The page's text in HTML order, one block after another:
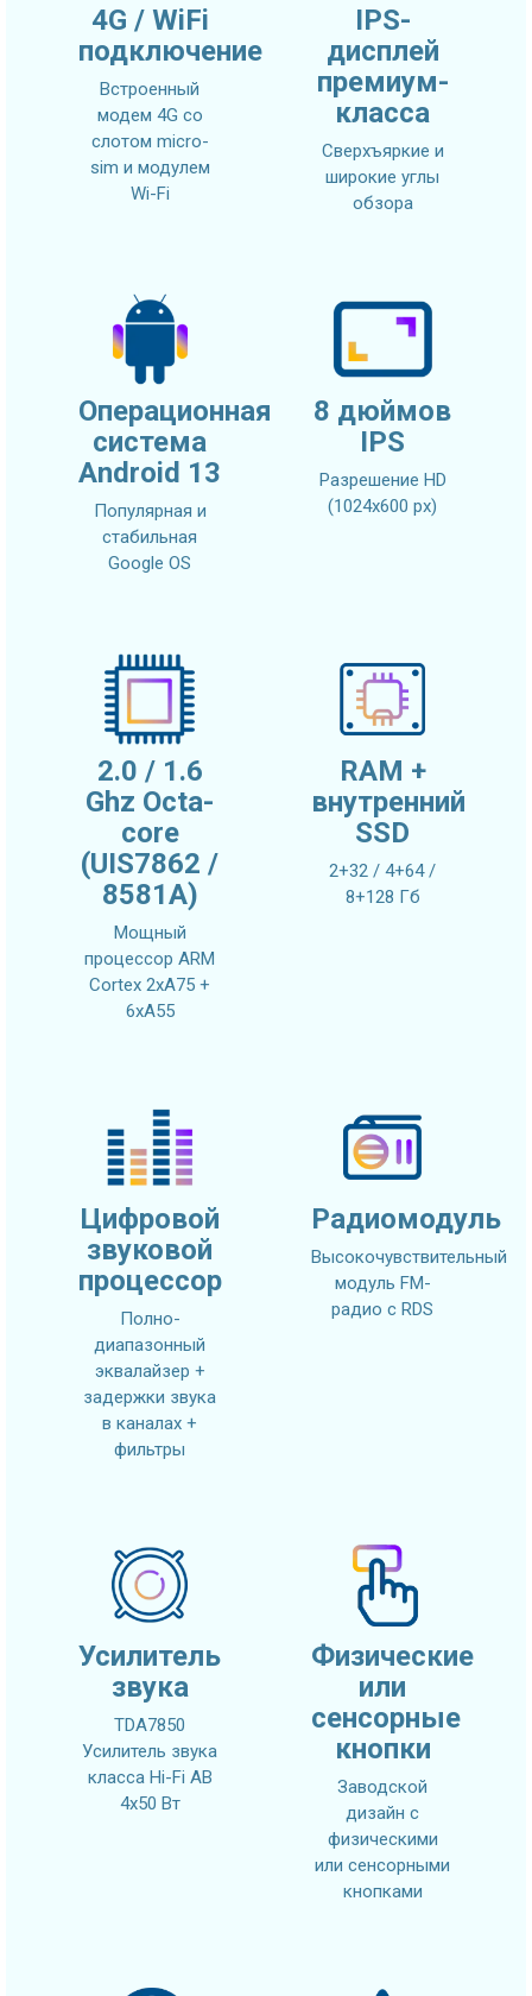
4G / WiFi
подключение
Встроенный
модем 4G со
слотом micro-
sim и модулем
Wi-Fi
IPS-
дисплей
премиум-
класса
Сверхъяркие и
широкие углы
обзора
Операционная
система
Android 13
Популярная и
стабильная
Google OS
8 дюймов
IPS
Разрешение HD
(1024х600 px)
2.0 / 1.6
Ghz Octa-
core
(UIS7862 /
8581A)
Мощный
процессор ARM
Cortex 2xA75 +
6xA55
RAM +
внутренний
SSD
2+32 / 4+64 /
8+128 Гб
Цифровой
звуковой
процессор
Полно-
диапазонный
эквалайзер +
задержки звука
в каналах +
фильтры
Радиомодуль
Высокочувствительный
модуль FM-
радио с RDS
Усилитель
звука
TDA7850
Усилитель звука
класса Hi-Fi AB
4x50 Вт
Физические
или
сенсорные
кнопки
Заводской
дизайн с
физическими
или сенсорными
кнопками